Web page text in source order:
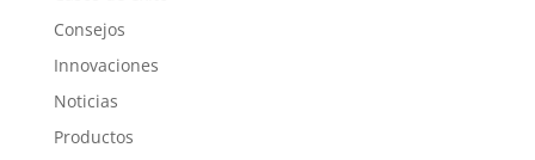
Consejos
Innovaciones
Noticias
Productos